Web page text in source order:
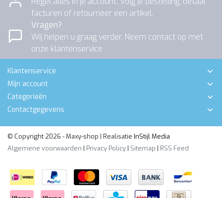
facturen of retourneer een artikel.
Vragen?
Wij helpen u graag verder. Neem contact op met
onze klantenservice
Klantenservice
Mijn account
Categorieën
Contactgegevens
© Copyright 2026 - Maxy-shop | Realisatie InStijl Media
Algemene voorwaarden | Privacy Policy | Sitemap | RSS Feed